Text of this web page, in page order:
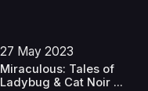
27 May 2023
Miraculous: Tales of
Ladybug & Cat Noir ...